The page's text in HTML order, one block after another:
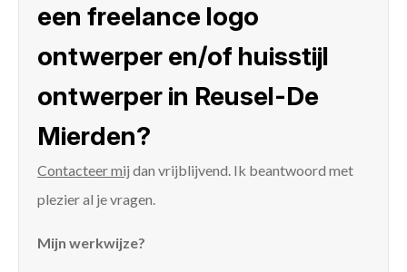
een freelance logo
ontwerper en/of huisstijl
ontwerper in Reusel-De
Mierden?
Contacteer mij dan vrijblijvend. Ik beantwoord met
plezier al je vragen.
Mijn werkwijze?